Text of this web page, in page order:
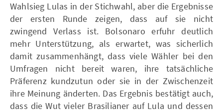
Wahlsieg Lulas in der Stichwahl, aber die Ergebnisse
der ersten Runde zeigen, dass auf sie nicht
zwingend Verlass ist. Bolsonaro erfuhr deutlich
mehr Unterstützung, als erwartet, was sicherlich
damit zusammenhängt, dass viele Wähler bei den
Umfragen nicht bereit waren, ihre tatsächliche
Präferenz kundzutun oder sie in der Zwischenzeit
ihre Meinung änderten. Das Ergebnis bestätigt auch,
dass die Wut vieler Brasilianer auf Lula und dessen